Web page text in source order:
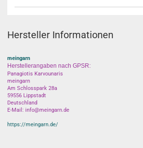
Hersteller Informationen
meingarn
Herstellerangaben nach GPSR:
Panagiotis Karvounaris
meingarn
Am Schlosspark 28a
59556 Lippstadt
Deutschland
E-Mail: info@meingarn.de
https://meingarn.de/